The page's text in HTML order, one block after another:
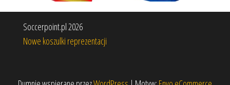
Soccerpoint.pl 2026
Nowe koszulki reprezentacji